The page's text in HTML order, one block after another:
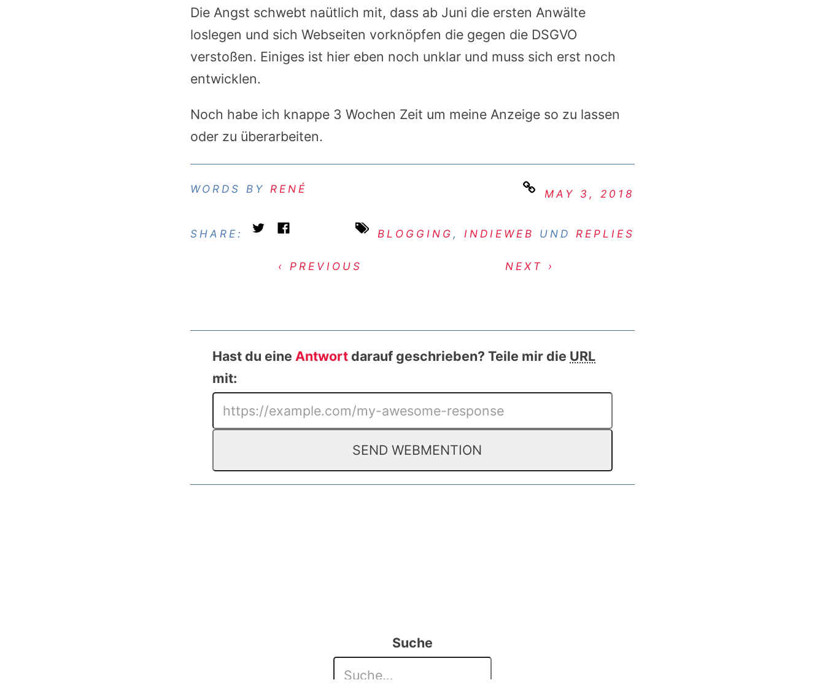
Die Angst schwebt naütlich mit, dass ab Juni die ersten Anwälte
loslegen und sich Webseiten vorknöpfen die gegen die DSGVO
verstoßen. Einiges ist hier eben noch unklar und muss sich erst noch
entwicklen.
Noch habe ich knappe 3 Wochen Zeit um meine Anzeige so zu lassen
oder zu überarbeiten.
RENÉ MAY 3, 2018
SHARE: BLOGGING , INDIEWEB UND REPLIES
‹ PREVIOUS NEXT ›
Hast du eine Antwort darauf geschrieben? Teile mir die URL
mit:
Suche